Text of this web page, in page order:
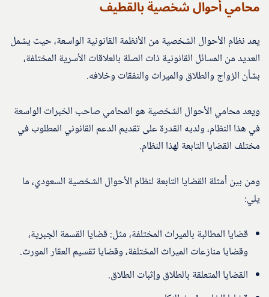
محامي أحوال شخصية بالقطيف
يعد نظام الأحوال الشخصية من الأنظمة القانونية الواسعة، حيث يشمل
العديد من المسائل القانونية ذات الصلة بالعلاقات الأسرية المختلفة،
بشأن الزواج والطلاق والميراث والنفقات وخلافه.
ويعد محامي الأحوال الشخصية هو المحامي صاحب الخبرات الواسعة
في هذا النظام، ولديه القدرة على تقديم الدعم القانوني المطلوب في
مختلف القضايا التابعة لهذا النظام.
ومن بين أمثلة القضايا التابعة لنظام الأحوال الشخصية السعودي، ما
يلي:
قضايا المطالبة بالميراث المختلفة، مثل: قضايا القسمة الجبرية،
وقضايا منازعات الميراث المختلفة، وقضايا تقسيم العقار المورث.
القضايا المتعلقة بالطلاق وإثبات الطلاق.